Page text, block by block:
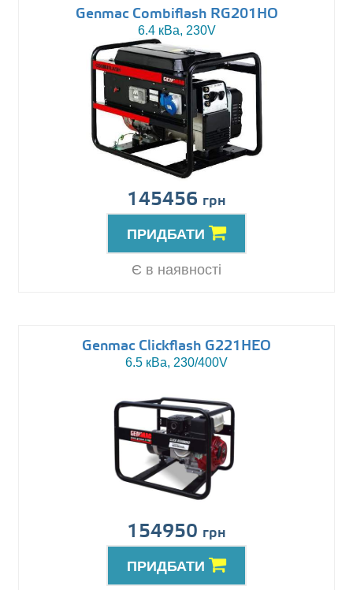
Genmac Combiflash RG201HO
6.4 кВа, 230V
145456 грн
ПРИДБАТИ
Є в наявності
Genmac Clickflash G221HEO
6.5 кВа, 230/400V
154950 грн
ПРИДБАТИ